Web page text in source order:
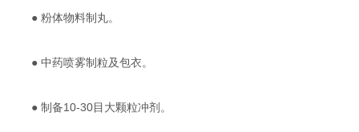
● 粉体物料制丸。
● 中药喷雾制粒及包衣。
● 制备10-30目大颗粒冲剂。